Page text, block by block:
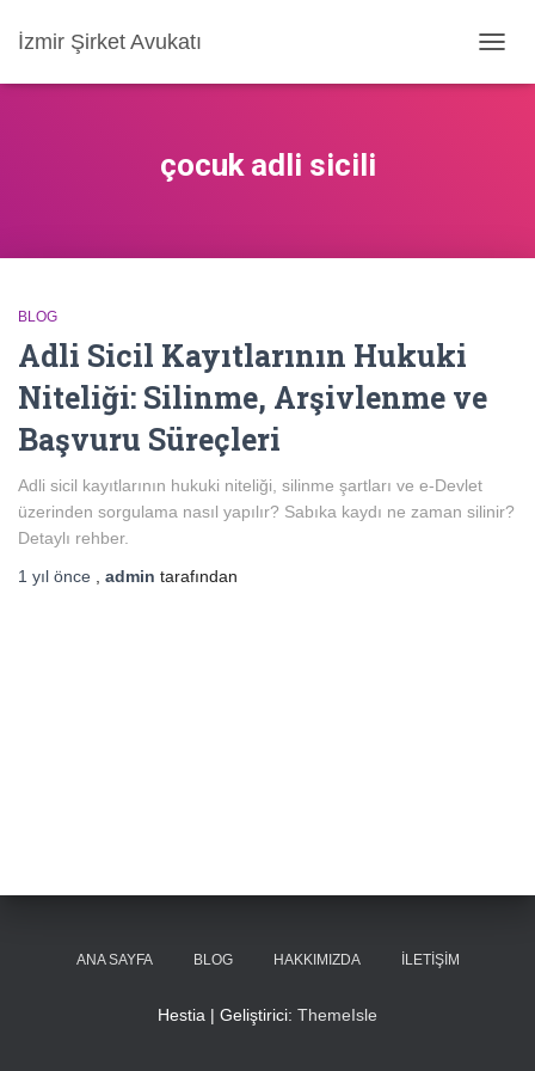
İzmir Şirket Avukatı
AÇ/
çocuk adli sicili
BLOG
Adli Sicil Kayıtlarının Hukuki
Niteliği: Silinme, Arşivlenme ve
Başvuru Süreçleri
Adli sicil kayıtlarının hukuki niteliği, silinme şartları ve e-Devlet
üzerinden sorgulama nasıl yapılır? Sabıka kaydı ne zaman silinir?
Detaylı rehber.
1 yıl önce admin tarafından
ANA SAYFA BLOG HAKKIMIZDA İLETIŞIM
Hestia | Geliştirici: ThemeIsle